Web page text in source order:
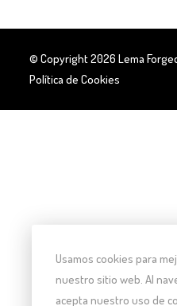
© Copyright 2026 Lema
Política de Cookies
Usamos cookies para
nuestro sitio web. Al
acepta nuestro uso de